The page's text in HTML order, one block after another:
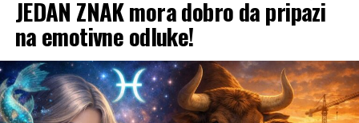
JEDAN ZNAK mora dobro da pripazi
na emotivne odluke!